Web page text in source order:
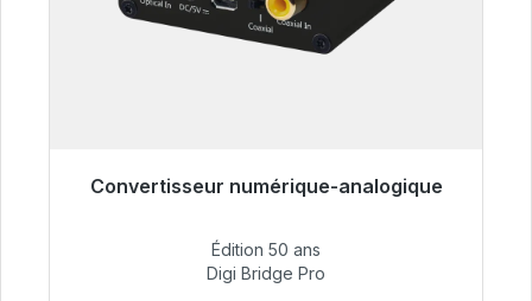
Convertisseur numérique-analogique
52,84 €
Édition 50 ans
Digi Bridge Pro